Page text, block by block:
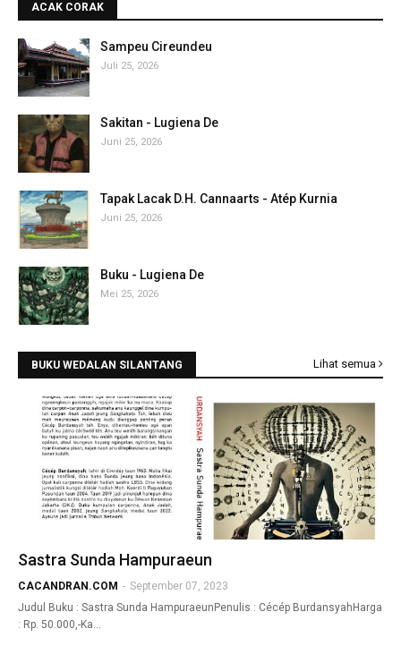
ACAK CORAK
Sampeu Cireundeu
Juli 25, 2026
Sakitan - Lugiena De
Juni 25, 2026
Tapak Lacak D.H. Cannaarts - Atép Kurnia
Juni 25, 2026
Buku - Lugiena De
Mei 25, 2026
BUKU WEDALAN SILANTANG Lihat semua
Sastra Sunda Hampuraeun
CACANDRAN.COM - September 07, 2023
Judul Buku : Sastra Sunda HampuraeunPenulis : Cécép BurdansyahHarga
: Rp. 50.000,-Ka…